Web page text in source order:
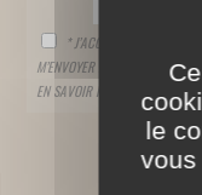
* J’ACCEPTE QUE CES
M’ENVOYER LA NEWSLETTER DU
EN SAVOIR PLUS SUR NOTRE
le